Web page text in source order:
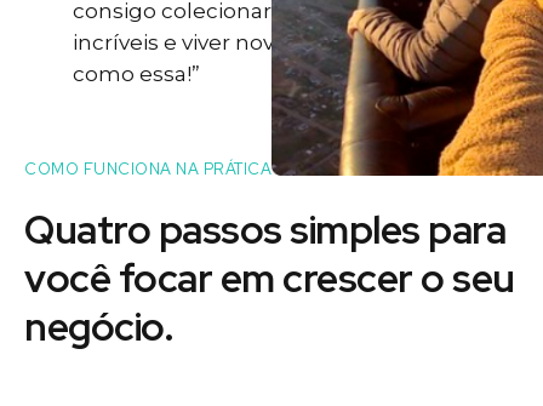
consigo colecionar momentos
incríveis e viver novas experiências
como essa!”
COMO FUNCIONA NA PRÁTICA
Quatro passos simples para
vocêfocarem crescer o seu
negócio.